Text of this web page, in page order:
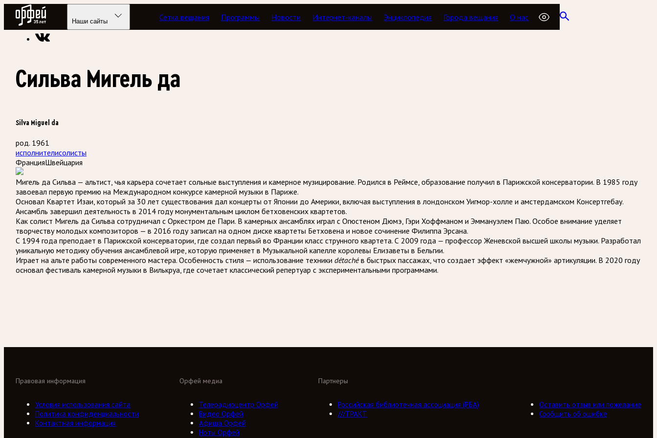
Радио Орфей
Наши сайты Сетка вещания Программы Новости Интернет-каналы Энциклопедия Города вещания О нас
Радио классической музыки «Орфей» Энциклопедия
Сильва Мигель да
Silva Miguel da
род. 1961
исполнителисолисты
ФранцияШвейцария
Мигель да Сильва — альтист, чья карьера сочетает сольные выступления и камерное музицирование. Родился в Реймсе, образование получил в Парижской консерватории. В 1985 году
завоевал первую премию на Международном конкурсе камерной музыки в Париже.
Основал Квартет Изаи, который за 30 лет существования дал концерты от Японии до Америки, включая выступления в лондонском Уигмор-холле и амстердамском Консертгебау.
Ансамбль завершил деятельность в 2014 году монументальным циклом бетховенских квартетов.
Как солист Мигель да Сильва сотрудничал с Оркестром де Пари. В камерных ансамблях играл с Огюстеном Дюмэ, Гэри Хоффманом и Эммануэлем Паю. Особое внимание уделяет
творчеству молодых композиторов — в 2016 году записал на одном диске квартеты Бетховена и новое сочинение Филиппа Эрсана.
С 1994 года преподает в Парижской консерватории, где создал первый во Франции класс струнного квартета. С 2009 года — профессор Женевской высшей школы музыки. Разработал
уникальную методику обучения ансамблевой игре, которую применяет в Музыкальной капелле королевы Елизаветы в Бельгии.
Играет на альте работы современного мастера. Особенность стиля — использование техники détachéв быстрых пассажах, что создает эффект «жемчужной» артикуляции. В 2020 году
основал фестиваль камерной музыки в Вилькруа, где сочетает классический репертуар с экспериментальными программами.
Орфей медиа
Телерадиоцентр Орфей
Видео Орфей
Афиша Орфей
Ноты Орфей
Партнеры
Российская библиотечная ассоциация (РБА)
///ТРАКТ
Правовая информация
Условия использования сайта
Политика конфиденциальности
Контактная информация
Оставить отзыв или пожелание
Сообщить об ошибке